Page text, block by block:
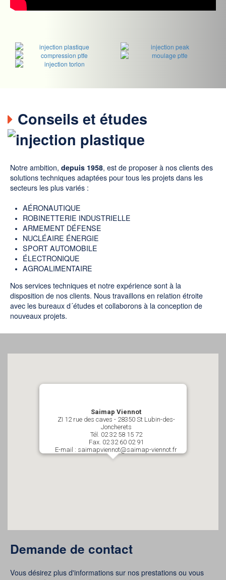
Conseils et études
Notre ambition, depuis 1958, est de proposer à nos clients des
solutions techniques adaptées pour tous les projets dans les
secteurs les plus variés :
AÉRONAUTIQUE
ROBINETTERIE INDUSTRIELLE
ARMEMENT DÉFENSE
NUCLÉAIRE ÉNERGIE
SPORT AUTOMOBILE
ÉLECTRONIQUE
AGROALIMENTAIRE
Nos services techniques et notre expérience sont à la
disposition de nos clients. Nous travaillons en relation étroite
avec les bureaux d´études et collaborons à la conception de
nouveaux projets.
Saimap Viennot
ZI 12 rue des caves - 28350 St Lubin-des-
Joncherets
Tél. 02 32 58 15 72
Fax. 02 32 60 02 91
E-mail : saimapviennot@saimap-viennot.fr
Demande de contact
Vous désirez plus d'informations sur nos prestations ou vous